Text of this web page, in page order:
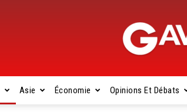
Asie Économie Opinions Et Débats